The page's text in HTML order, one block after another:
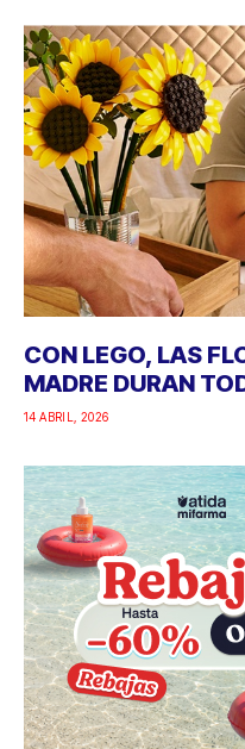
CON LEGO, LAS
MADRE DURAN
14 ABRIL, 2026